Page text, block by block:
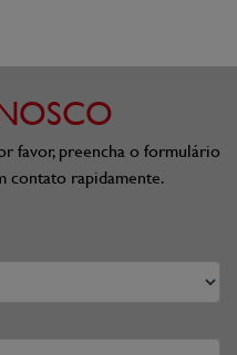
favor, preencha o formulário
contato rapidamente.